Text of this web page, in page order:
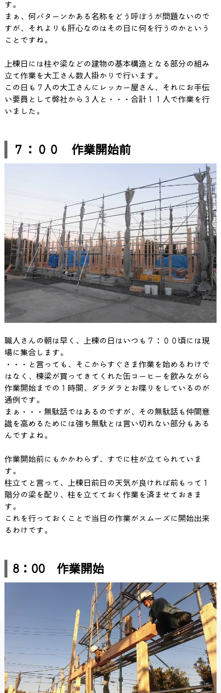
す。
まぁ、何パターンかある名称をどう呼ぼうが問題ないので
すが、それよりも肝心なのはその日に何を行うのかという
ことですね。
上棟日には柱や梁などの建物の基本構造となる部分の組み
立て作業を大工さん数人掛かりで行います。
この日も７人の大工さんにレッカー屋さん、それにお手伝
い要員として弊社から３人と・・・合計１１人で作業を行
いました。
７：００ 作業開始前
職人さんの朝は早く、上棟の日はいつも７：００頃には現
場に集合します。
・・・と言っても、そこからすぐさま作業を始めるわけで
はなく、棟梁が買ってきてくれた缶コーヒーを飲みながら
作業開始までの１時間、ダラダラとお喋りをしているのが
通例です。
まぁ・・・無駄話ではあるのですが、その無駄話も仲間意
識を高めるためには強ち無駄とは言い切れない部分もある
んですよね。
作業開始前にもかかわらず、すでに柱が立てられていま
す。
柱立てと言って、上棟日前日の天気が良ければ前もって１
階分の梁を配り、柱を立てておく作業を済ませておきま
す。
これを行っておくことで当日の作業がスムーズに開始出来
るわけです。
8：00 作業開始